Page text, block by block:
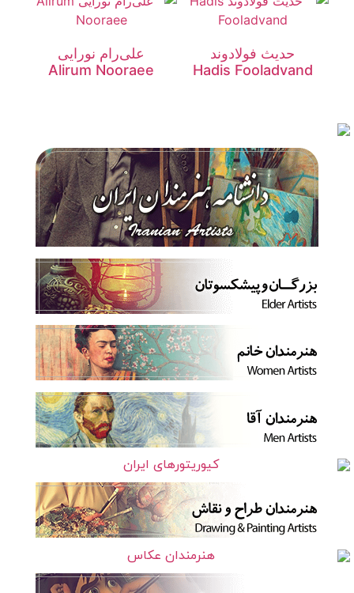
حدیث فولادوند
Hadis Fooladvand
علی‌رام نورایی
Alirum Nooraee